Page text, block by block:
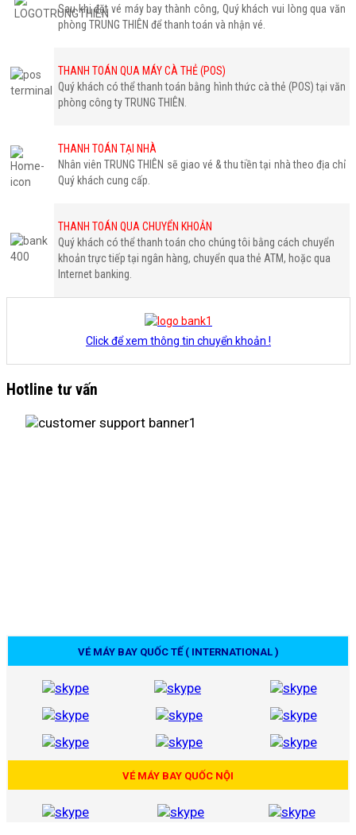
Sau khi đặt vé máy bay thành công, Quý khách vui lòng qua văn
phòng TRUNG THIÊN để thanh toán và nhận vé.
THANH TOÁN QUA MÁY CÀ THẺ (POS)
Quý khách có thể thanh toán bằng hình thức cà thẻ (POS) tại văn
phòng công ty TRUNG THIÊN.
THANH TOÁN TẠI NHÀ
Nhân viên TRUNG THIÊN sẽ giao vé & thu tiền tại nhà theo địa chỉ
Quý khách cung cấp.
THANH TOÁN QUA CHUYỂN KHOẢN
Quý khách có thể thanh toán cho chúng tôi bằng cách chuyển
khoản trực tiếp tại ngân hàng, chuyển qua thẻ ATM, hoặc qua
Internet banking.
Click để xem thông tin chuyển khoản !
Hotline tư vấn
VÉ MÁY BAY QUỐC TẾ ( INTERNATIONAL )
VÉ MÁY BAY QUỐC NỘI